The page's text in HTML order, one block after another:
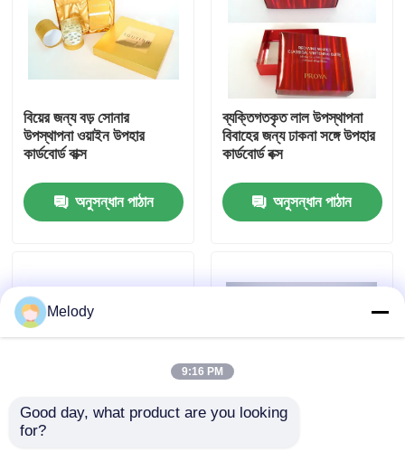
আমাদের সম্বন্ধে
কারখানা পরিদর্শন
গুণমান নিয়ন্ত্রণ
আমাদের সাথে যোগাযোগ
খালি গ্লাস বোতল
বিয়ের জন্য বড় সোনার
উপস্থাপনা ওয়াইন উপহার
কার্ডবোর্ড বাক্স
অনুসন্ধান পাঠান
ব্যক্তিগতকৃত লাল উপস্থাপনা
বিবাহের জন্য ঢাকনা সঙ্গে উপহার
কার্ডবোর্ড বক্স
অনুসন্ধান পাঠান
ব্যক্তিগতকৃত লাল উপস্থাপনা
Melody
9:16 PM
Good day, what product are you looking
for?